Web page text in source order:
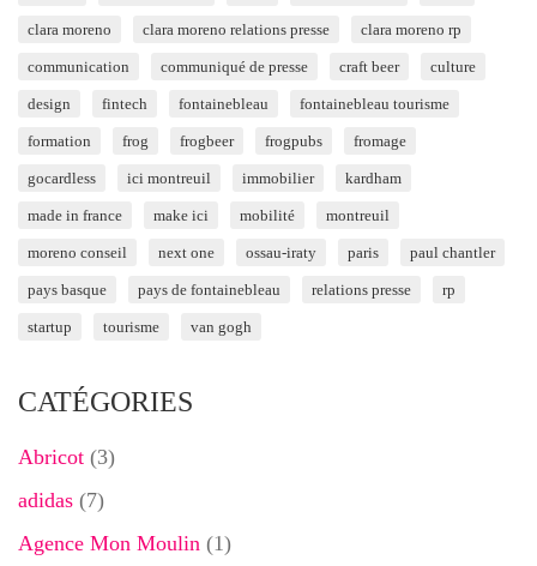
clara moreno clara moreno relations presse clara moreno rp
communication communiqué de presse craft beer culture
design fintech fontainebleau fontainebleau tourisme
formation frog frogbeer frogpubs fromage
gocardless ici montreuil immobilier kardham
made in france make ici mobilité montreuil
moreno conseil next one ossau-iraty paris paul chantler
pays basque pays de fontainebleau relations presse rp
startup tourisme van gogh
CATÉGORIES
Abricot (3)
adidas (7)
Agence Mon Moulin (1)